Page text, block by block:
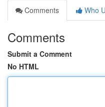
Comments
Who
Comments
Submit a Comment
No HTML